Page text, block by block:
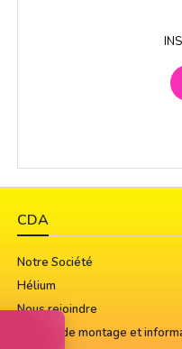
CDA
Notre Société
Hélium
Nous rejoindre
Notices de montage et